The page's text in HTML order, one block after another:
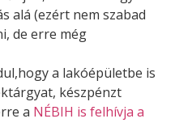
alá (ezért nem szabad
de erre még
a lakóépületbe is
készpénzt
a NÉBIH is felhívja a